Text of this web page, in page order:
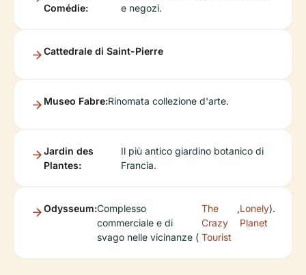
Comédie:
e negozi.
Cattedrale di Saint-Pierre
Museo Fabre:Rinomata collezione d'arte.
Jardin des
Plantes:
Il più antico giardino botanico di
Francia.
Odysseum:Complesso
commerciale e di
svago nelle vicinanze (
The
Crazy
Tourist
,Lonely
Planet
).